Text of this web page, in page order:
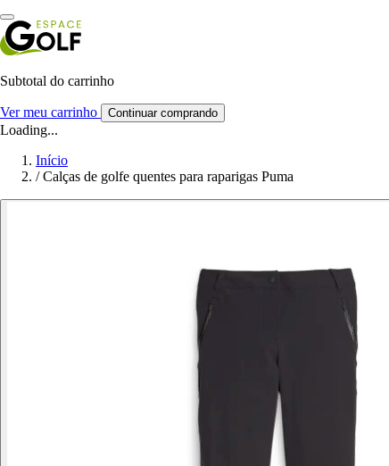
Subtotal do carrinho
Ver meu carrinho Continuar comprando
Loading...
Início
/ Calças de golfe quentes para raparigas Puma